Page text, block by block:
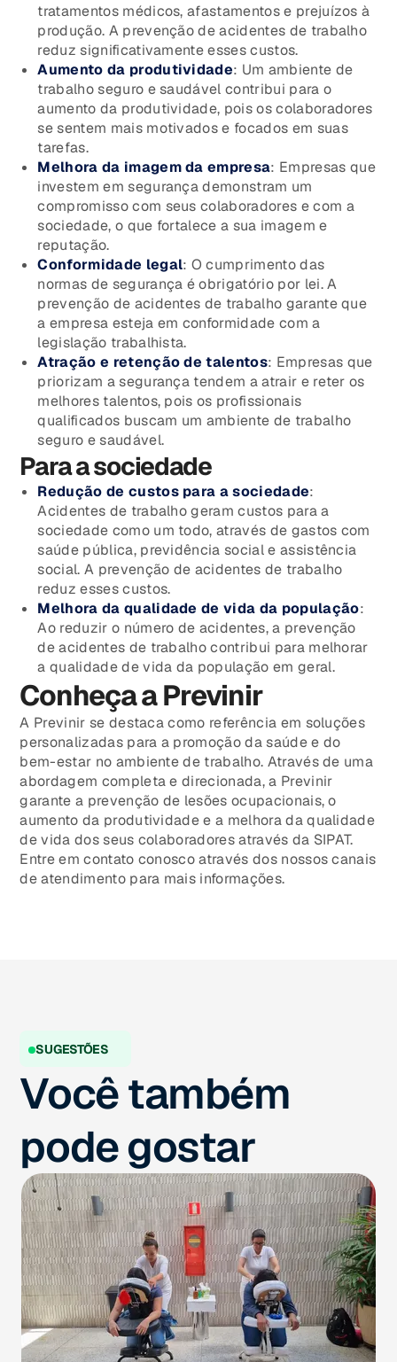
tratamentos médicos, afastamentos e prejuízos à
produção. A prevenção de acidentes de trabalho
reduz significativamente esses custos.
Aumento da produtividade: Um ambiente de
trabalho seguro e saudável contribui para o
aumento da produtividade, pois os colaboradores
se sentem mais motivados e focados em suas
tarefas.
Melhora da imagem da empresa: Empresas que
investem em segurança demonstram um
compromisso com seus colaboradores e com a
sociedade, o que fortalece a sua imagem e
reputação.
Conformidade legal: O cumprimento das
normas de segurança é obrigatório por lei. A
prevenção de acidentes de trabalho garante que
a empresa esteja em conformidade com a
legislação trabalhista.
Atração e retenção de talentos: Empresas que
priorizam a segurança tendem a atrair e reter os
melhores talentos, pois os profissionais
qualificados buscam um ambiente de trabalho
seguro e saudável.
Para a sociedade
Redução de custos para a sociedade:
Acidentes de trabalho geram custos para a
sociedade como um todo, através de gastos com
saúde pública, previdência social e assistência
social. A prevenção de acidentes de trabalho
reduz esses custos.
Melhora da qualidade de vida da população:
Ao reduzir o número de acidentes, a prevenção
de acidentes de trabalho contribui para melhorar
a qualidade de vida da população em geral.
Conheça a Previnir
A Previnir se destaca como referência em soluções
personalizadas para a promoção da saúde e do
bem-estar no ambiente de trabalho. Através de uma
abordagem completa e direcionada, a Previnir
garante a prevenção de lesões ocupacionais, o
aumento da produtividade e a melhora da qualidade
de vida dos seus colaboradores através da SIPAT.
Entre em contato conosco através dos nossos canais
de atendimento para mais informações.
SUGESTÕES
Você também
pode gostar